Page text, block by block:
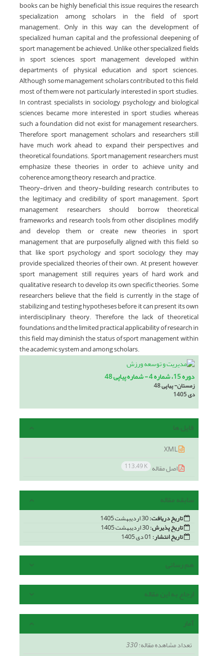
books can be highly beneficial, this issue requires the research
specialization among scholars in the field of sport
management. Only in this way can the development of
specialized human capital and the professional deepening of
sport management be achieved. Unlike other specialized fields
in sport sciences, sport management developed within
departments of physical education and sport sciences.
Although some management scholars contributed to this field,
most of them were not particularly interested in sport studies.
In contrast, specialists in sociology, psychology, and biological
sciences became more interested in sport studies, whereas
such a foundation did not exist for management researchers.
Therefore, sport management scholars and researchers still
have much work ahead to expand their perspectives and
theoretical foundations. Sport management researchers must
emphasize these theories in order to achieve unity and
coherence among theory, research, and practice.
Theory-driven and theory-building research contributes to
the legitimacy and credibility of sport management. Sport
management researchers should borrow theoretical
frameworks and research tools from other disciplines, modify
and develop them, or create new theories in sport
management that are purposefully aligned with this field, so
that, like sport psychology and sport sociology, they may
provide specialized theories of their own. At present, however,
sport management still requires years of hard work and
qualitative research to develop its own specific theories. Some
researchers believe that the field is currently in the stage of
stabilizing and testing hypotheses before it can present its own
interdisciplinary theory. Therefore, the lack of theoretical
foundations and the limited practical applicability of research in
this field may diminish the status of sport management within
the academic system and among scholars.
دوره 15، شماره 4 - شماره پیاپی 48
زمستان- پیاپی 48
دی 1405
فایل ها
اصل مقاله 113.49 K
سابقه مقاله
تاریخ دریافت:
تاریخ پذیرش:
تاریخ انتشار:
هم رسانی
ارجاع به این مقاله
آمار
تعداد مشاهده مقاله:330